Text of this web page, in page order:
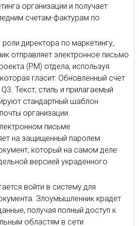
организации и получает
счетам-фактурам по
директора по маркетингу,
отправляет электронное письмо
(PM) отдела, используя
гласит: Обновленный счет
Текст, стиль и прилагаемый
стандартный шаблон
организации.
письме
на защищенный паролем
который на самом деле
версией украденного
войти в систему для
Злоумышленник крадет
получая полный доступ к
областям в сети